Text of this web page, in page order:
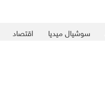
سوشيال ميديا اقتصاد